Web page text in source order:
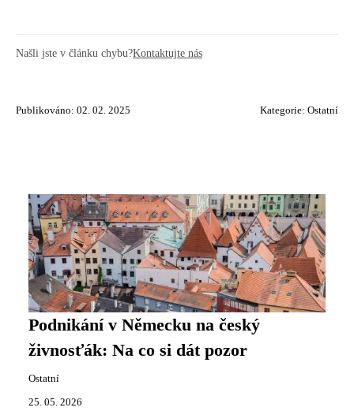
Našli jste v článku chybu?Kontaktujte nás
Publikováno: 02. 02. 2025 Kategorie: Ostatní
Podnikání v Německu na český
živnosťák: Na co si dát pozor
Ostatní
25. 05. 2026